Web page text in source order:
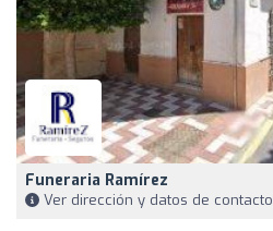
Funeraria Ramírez
Ver dirección y datos de contacto